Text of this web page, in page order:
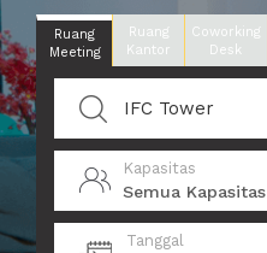
Ruang
Meeting
Ruang
Kantor
Coworking
Desk
Kapasitas
Semua Kapasitas
Tanggal